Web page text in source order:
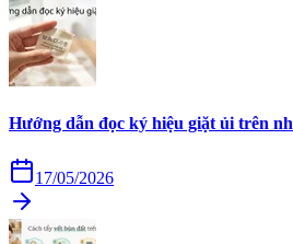
Hướng dẫn đọc ký hiệu giặt ủi trên
17/05/2026